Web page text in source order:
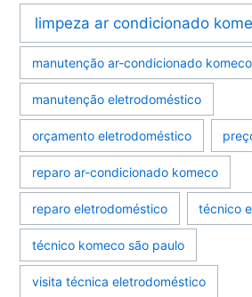
limpeza ar condicionado
manutenção ar-condicionado
manutenção eletrodoméstico
orçamento eletrodoméstico
reparo ar-condicionado komeco
reparo eletrodoméstico técnico
técnico komeco são paulo
visita técnica eletrodoméstico